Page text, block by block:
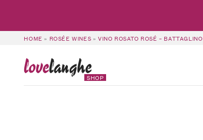
HOME » ROSÉE WINES » VINO ROSATO ROSÉ – BATTAGLINO
lovelanghe
SHOP